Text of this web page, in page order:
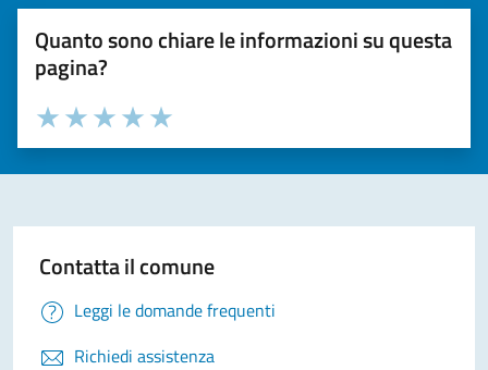
Quanto sono chiare le informazioni su questa
pagina?
Valuta la chiarezza delle informazioni (da 1 a 5 stelle)
Seleziona il numero di stelle per valutare la chiarezza delle
Valuta 5 stelle su 5
Valuta 4 stelle su 5
Valuta 3 stelle su 5
Valuta 2 stelle su 5
Valuta 1 stelle su 5
Contatta il comune
Leggi le domande frequenti
Richiedi assistenza